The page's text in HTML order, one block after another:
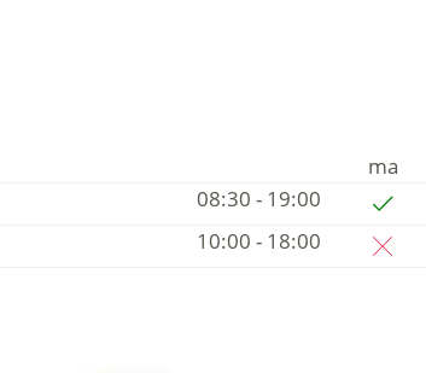
ma
08:30 - 19:00
10:00 - 18:00